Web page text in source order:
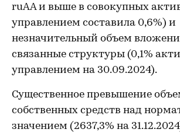
ruAA и выше в совокупных
управлением составила 0,6%) и
незначительный объем
связанные структуры (0,1%
управлением на 30.09.2024).
Существенное превышение
собственных средств над
значением (2637,3% на